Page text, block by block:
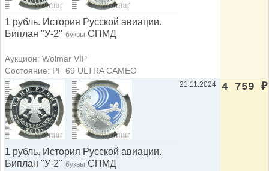
1 рубль. История Русской авиации.
Биплан "У-2" буквы СПМД
Аукцион: Wolmar VIP
Состояние: PF 69 ULTRA CAMEO
1 рубль. История Русской авиации.
Биплан "У-2" буквы СПМД
21.11.2024 4 759 ₽